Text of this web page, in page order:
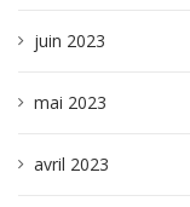
juin 2023
mai 2023
avril 2023